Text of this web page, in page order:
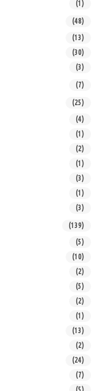
(1)
(48)
(13)
(30)
(3)
(7)
(25)
(4)
(1)
(2)
(1)
(3)
(1)
(3)
(139)
(5)
(10)
(2)
(5)
(2)
(1)
(13)
(2)
(24)
(7)
(5)